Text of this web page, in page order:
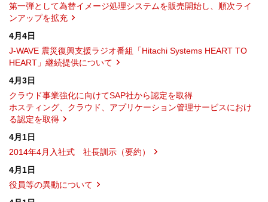
第一弾として為替イメージ処理システムを販売開始し、順次ライ
ンアップを拡充
4月4日
J-WAVE 震災復興支援ラジオ番組「Hitachi Systems HEART TO
HEART」継続提供について
4月3日
クラウド事業強化に向けてSAP社から認定を取得
ホスティング、クラウド、アプリケーション管理サービスにおけ
る認定を取得
4月1日
2014年4月入社式 社長訓示（要約）
4月1日
役員等の異動について